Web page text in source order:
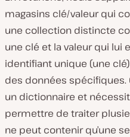
magasins clé/valeur qui
une collection distincte
une clé et la valeur qui lui
identifiant unique (une
des données spécifiques.
un dictionnaire et
permettre de traiter
ne peut contenir qu’une